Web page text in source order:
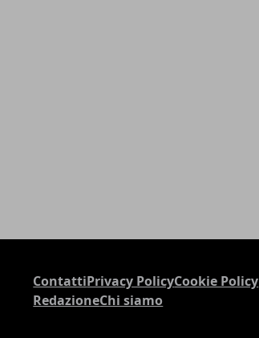
ContattiPrivacy PolicyCookie Policy
RedazioneChi siamo